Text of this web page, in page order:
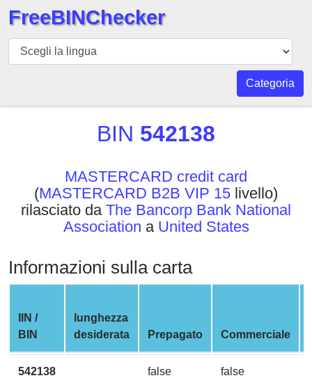
BIN
checker
BIN
Generator
Checker
v2
CC
Generator
from
Banks
FreeBINChecker
Categoria
BIN 542138
MASTERCARD credit card
(MASTERCARD B2B VIP 15 livello)
rilasciato da The Bancorp Bank National
Association a United States
Informazioni sulla carta
IIN /
BIN
lunghezza
desiderata
Prepagato Commerciale
542138 false false